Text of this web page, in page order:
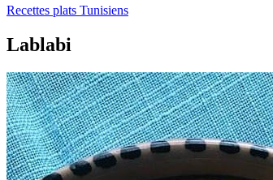
Recettes plats Tunisiens
Lablabi